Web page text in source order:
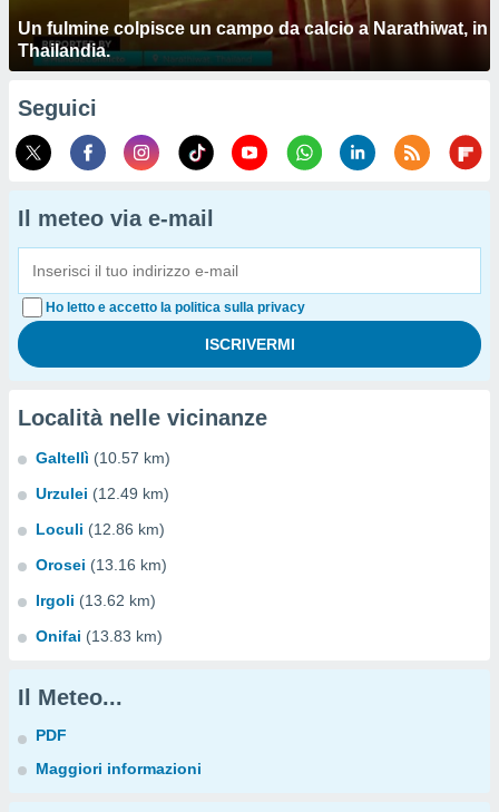
Un fulmine colpisce un campo da calcio a Narathiwat, in
Thailandia.
Seguici
Il meteo via e-mail
Ho letto e accetto la politica sulla privacy
Località nelle vicinanze
Galtellì (10.57 km)
Urzulei (12.49 km)
Loculi (12.86 km)
Orosei (13.16 km)
Irgoli (13.62 km)
Onifai (13.83 km)
Il Meteo...
PDF
Maggiori informazioni